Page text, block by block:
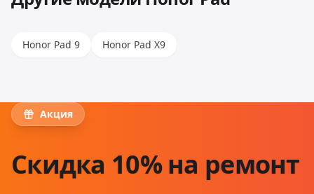
Honor Pad 9 Honor Pad X9
Акция
Скидка 10% на ремонт